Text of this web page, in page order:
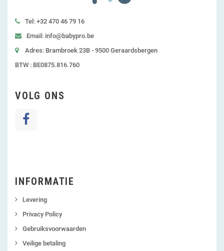
Tel: +32 470 46 79 16
Email: info@babypro.be
Adres: Brambroek 23B - 9500 Geraardsbergen
BTW : BE0875.816.760
VOLG ONS
INFORMATIE
Levering
Privacy Policy
Gebruiksvoorwaarden
Veilige betaling